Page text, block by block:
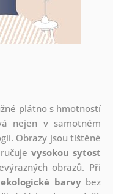
plátno s hmotností
nejen v samotném
Obrazy jsou tištěné
vysokou sytost
obrazů. Při
ekologické barvybez